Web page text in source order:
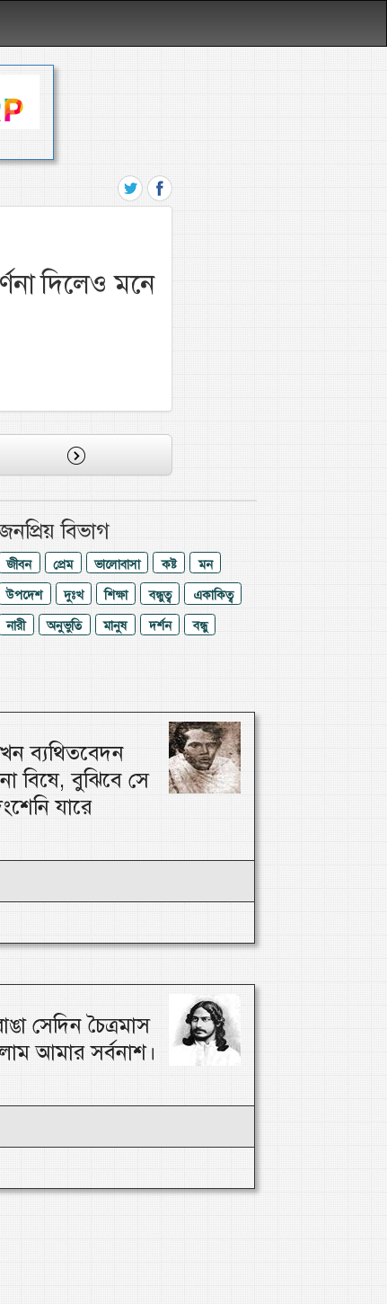
দিলেও মনে
বিভাগ
জীবন প্রেম ভালোবাসা কষ্ট
মন
উপদেশ
দুঃখ শিক্ষা বন্ধুত্ব
একাকিত্ব
নারী
অনুভুতি মানুষ দর্শন বন্ধু
ব্যথিতবেদন
বিষে, বুঝিবে সে
যারে
সেদিন চৈত্রমাস
আমার সর্বনাশ।